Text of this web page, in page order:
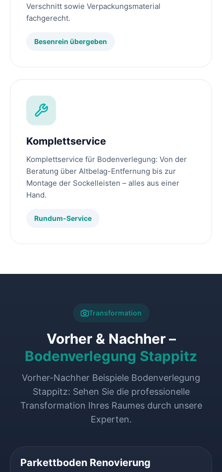
Verschnitt sowie Verpackungsmaterial
fachgerecht.
Besenrein übergeben
Komplettservice
Komplettservice für Bodenverlegung: Von der
Beratung über Altbelag-Entfernung bis zur
Montage der Sockelleisten – alles aus einer
Hand.
Rundum-Service
Transformation
Vorher & Nachher –
Bodenverlegung Stappitz
Vorher-Nachher Beispiele Bodenverlegung
Stappitz: Sehen Sie die professionelle
Transformation Ihres Raumes durch unsere
Experten.
Parkettboden Renovierung